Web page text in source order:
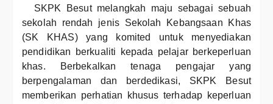
SKPK Besut melangkah maju sebagai sebuah
sekolah rendah jenis Sekolah Kebangsaan Khas
(SK KHAS) yang komited untuk menyediakan
pendidikan berkualiti kepada pelajar berkeperluan
khas. Berbekalkan tenaga pengajar yang
berpengalaman dan berdedikasi, SKPK Besut
memberikan perhatian khusus terhadap keperluan